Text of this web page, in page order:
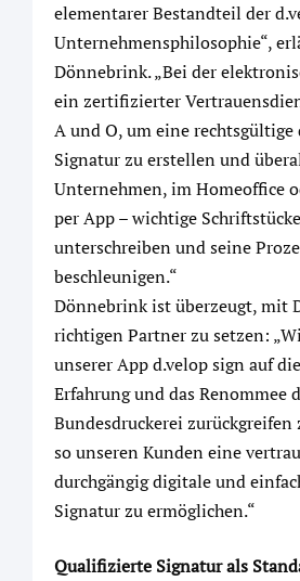
elementarer Bestandteil der
Unternehmensphilosophie“,
Dönnebrink. „Bei der
ein zertifizierter
A und O, um eine
Signatur zu erstellen und
Unternehmen, im Homeoffice
per App – wichtige
unterschreiben und seine
beschleunigen.“
Dönnebrink ist überzeugt, mit
richtigen Partner zu setzen:
unserer App d.velop sign auf
Erfahrung und das Renommee
Bundesdruckerei
so unseren Kunden eine
durchgängig digitale und
Signatur zu ermöglichen.“
Qualifizierte Signatur als